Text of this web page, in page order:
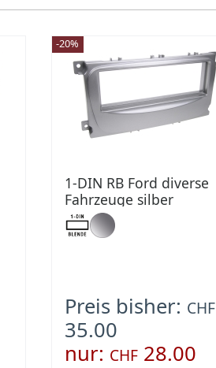
-20%
1-DIN RB Ford diverse
Fahrzeuge silber
Preis bisher: CHF
35.00
nur: CHF28.00